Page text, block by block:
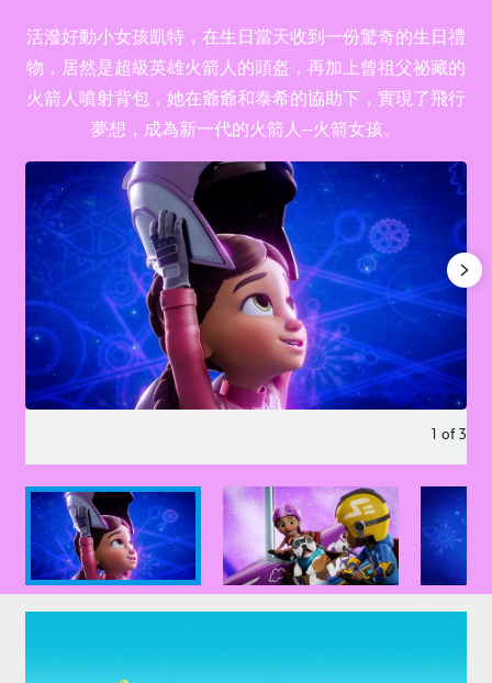
活潑好動小女孩凱特，在生日當天收到一份驚奇的生日禮
物，居然是超級英雄火箭人的頭盔，再加上曾祖父祕藏的
火箭人噴射背包，她在爺爺和泰希的協助下，實現了飛行
夢想，成為新一代的火箭人--火箭女孩。
1 of 3